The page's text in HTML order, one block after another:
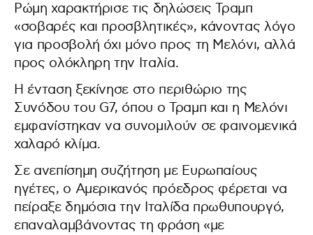
Ρώμη χαρακτήρισε τις δηλώσεις Τραμπ
«σοβαρές και προσβλητικές», κάνοντας λόγο
για προσβολή όχι μόνο προς τη Μελόνι, αλλά
προς ολόκληρη την Ιταλία.
Η ένταση ξεκίνησε στο περιθώριο της
Συνόδου του G7, όπου ο Τραμπ και η Μελόνι
εμφανίστηκαν να συνομιλούν σε φαινομενικά
χαλαρό κλίμα.
Σε ανεπίσημη συζήτηση με Ευρωπαίους
ηγέτες, ο Αμερικανός πρόεδρος φέρεται να
πείραξε δημόσια την Ιταλίδα πρωθυπουργό,
επαναλαμβάνοντας τη φράση «με